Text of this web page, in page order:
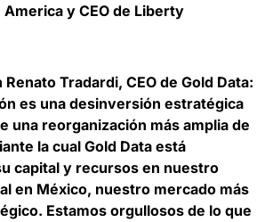
y CEO de Liberty
Renato Tradardi, CEO de Gold Data:
es una desinversión estratégica
una reorganización más amplia de
la cual Gold Data está
capital y recursos en nuestro
en México, nuestro mercado más
Estamos orgullosos de lo que